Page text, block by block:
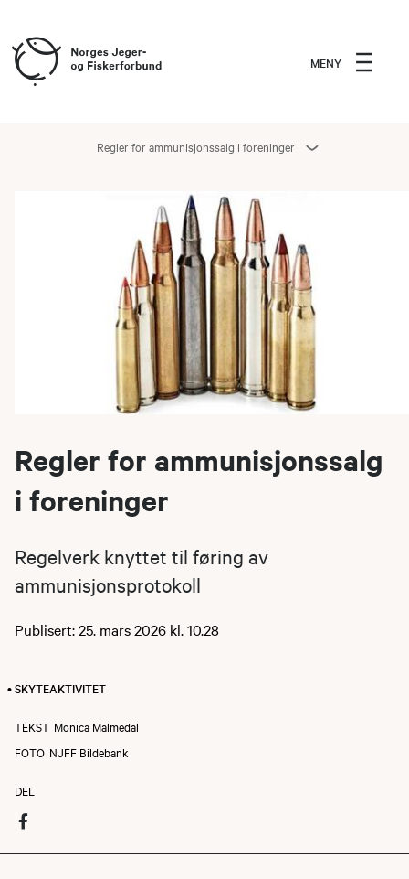
MENY
Regler for ammunisjonssalg i foreninger
Regler for ammunisjonssalg
i foreninger
Regelverk knyttet til føring av
ammunisjonsprotokoll
Publisert: 25. mars 2026 kl. 10.28
• SKYTEAKTIVITET
TEKST Monica Malmedal
FOTO NJFF Bildebank
DEL